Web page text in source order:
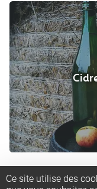
Ce site utilise des